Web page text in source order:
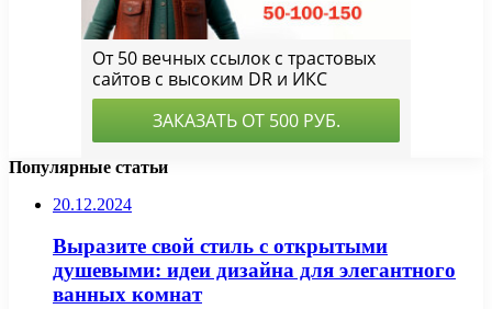
Популярные статьи
20.12.2024
Выразите свой стиль с открытыми
душевыми: идеи дизайна для элегантного
ванных комнат